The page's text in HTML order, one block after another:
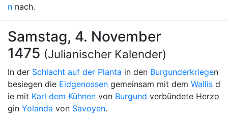
n nach.
Samstag, 4. November
1475 (Julianischer Kalender)
In der Schlacht auf der Planta in den Burgunderkriegen
besiegen die Eidgenossen gemeinsam mit dem Wallis d
ie mit Karl dem Kühnen von Burgund verbündete Herzo
gin Yolanda von Savoyen.